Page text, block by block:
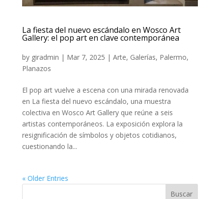
La fiesta del nuevo escándalo en Wosco Art
Gallery: el pop art en clave contemporánea
by giradmin | Mar 7, 2025 | Arte, Galerías, Palermo,
Planazos
El pop art vuelve a escena con una mirada renovada
en La fiesta del nuevo escándalo, una muestra
colectiva en Wosco Art Gallery que reúne a seis
artistas contemporáneos. La exposición explora la
resignificación de símbolos y objetos cotidianos,
cuestionando la...
« Older Entries
Buscar